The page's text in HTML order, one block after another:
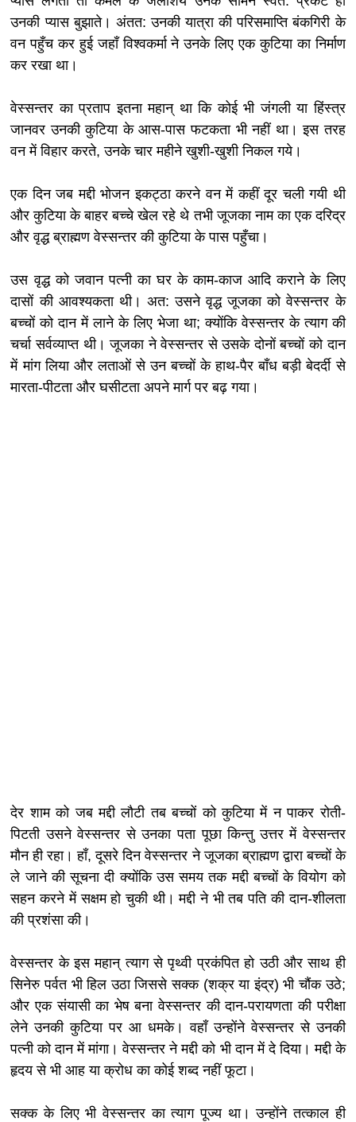
उनकी प्यास बुझाते। अंतत: उनकी यात्रा की परिसमाप्ति बंकगिरी के
वन पहुँच कर हुई जहाँ विश्वकर्मा ने उनके लिए एक कुटिया का निर्माण
कर रखा था।
वेस्सन्तर का प्रताप इतना महान् था कि कोई भी जंगली या हिंस्त्र
जानवर उनकी कुटिया के आस-पास फटकता भी नहीं था। इस तरह
वन में विहार करते, उनके चार महीने खुशी-खुशी निकल गये।
एक दिन जब मद्दी भोजन इकट्ठा करने वन में कहीं दूर चली गयी थी
और कुटिया के बाहर बच्चे खेल रहे थे तभी जूजका नाम का एक दरिद्र
और वृद्ध ब्राह्मण वेस्सन्तर की कुटिया के पास पहुँचा।
उस वृद्ध को जवान पत्नी का घर के काम-काज आदि कराने के लिए
दासों की आवश्यकता थी। अत: उसने वृद्ध जूजका को वेस्सन्तर के
बच्चों को दान में लाने के लिए भेजा था; क्योंकि वेस्सन्तर के त्याग की
चर्चा सर्वव्याप्त थी। जूजका ने वेस्सन्तर से उसके दोनों बच्चों को दान
में मांग लिया और लताओं से उन बच्चों के हाथ-पैर बाँध बड़ी बेदर्दी से
मारता-पीटता और घसीटता अपने मार्ग पर बढ़ गया।
देर शाम को जब मद्दी लौटी तब बच्चों को कुटिया में न पाकर रोती-
पिटती उसने वेस्सन्तर से उनका पता पूछा किन्तु उत्तर में वेस्सन्तर
मौन ही रहा। हाँ, दूसरे दिन वेस्सन्तर ने जूजका ब्राह्मण द्वारा बच्चों के
ले जाने की सूचना दी क्योंकि उस समय तक मद्दी बच्चों के वियोग को
सहन करने में सक्षम हो चुकी थी। मद्दी ने भी तब पति की दान-शीलता
की प्रशंसा की।
वेस्सन्तर के इस महान् त्याग से पृथ्वी प्रकंपित हो उठी और साथ ही
सिनेरु पर्वत भी हिल उठा जिससे सक्क (शक्र या इंद्र) भी चौंक उठे;
और एक संयासी का भेष बना वेस्सन्तर की दान-परायणता की परीक्षा
लेने उनकी कुटिया पर आ धमके। वहाँ उन्होंने वेस्सन्तर से उनकी
पत्नी को दान में मांगा। वेस्सन्तर ने मद्दी को भी दान में दे दिया। मद्दी के
हृदय से भी आह या क्रोध का कोई शब्द नहीं फूटा।
सक्क के लिए भी वेस्सन्तर का त्याग पूज्य था। उन्होंने तत्काल ही